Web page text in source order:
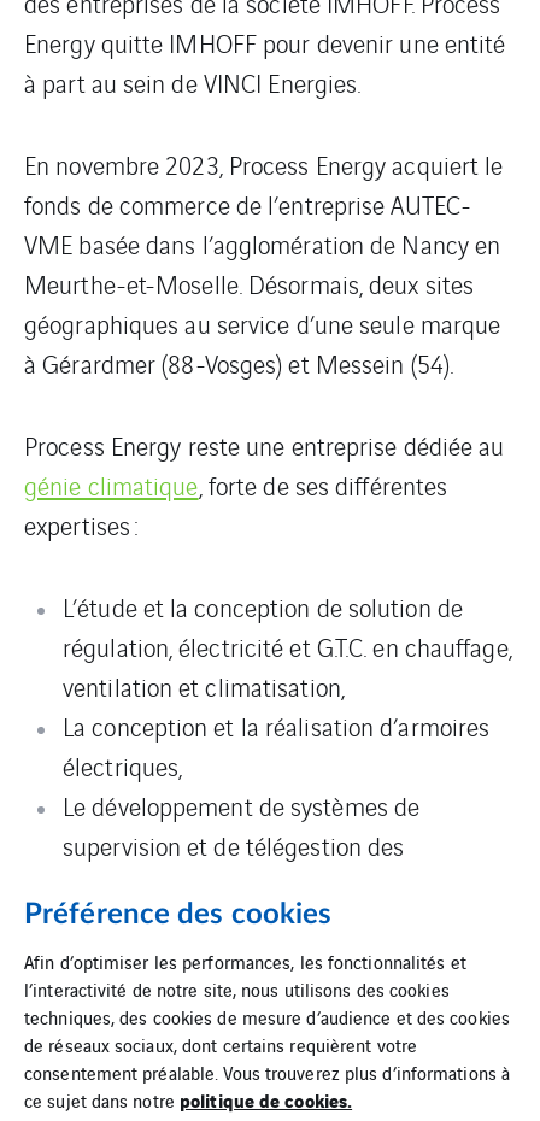
Energy quitte IMHOFF pour devenir une entité
à part au sein de VINCI Energies.
En novembre 2023, Process Energy acquiert le
fonds de commerce de l’entreprise AUTEC-
VME basée dans l’agglomération de Nancy en
Meurthe-et-Moselle. Désormais, deux sites
géographiques au service d’une seule marque
à Gérardmer (88-Vosges) et Messein (54).
Process Energy reste une entreprise dédiée au
génie climatique, forte de ses différentes
expertises :
L’étude et la conception de solution de
régulation, électricité et G.T.C. en chauffage,
ventilation et climatisation,
La conception et la réalisation d’armoires
électriques,
Le développement de systèmes de
supervision et de télégestion des
Les contrats de maintenance P2, P3 et P5.
Préférence des cookies
Afin d’optimiser les performances, les fonctionnalités et
l’interactivité de notre site, nous utilisons des cookies
techniques, des cookies de mesure d’audience et des cookies
de réseaux sociaux, dont certains requièrent votre
consentement préalable. Vous trouverez plus d’informations à
ce sujet dans notre politique de cookies.